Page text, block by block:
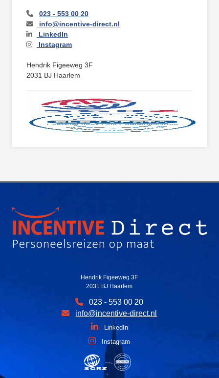
023 - 553 00 20
info@incentive-direct.nl
LinkedIn
Instagram
Hendrik Figeeweg 3F
2031 BJ Haarlem
Hendrik Figeeweg 3F
2031 BJ Haarlem
023 - 553 00 20
info@incentive-direct.nl
LinkedIn
Instagram